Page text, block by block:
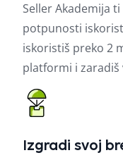
Seller Akademija
potpunosti
iskoristiš preko 2
platformi i zaradiš
Izgradi svoj